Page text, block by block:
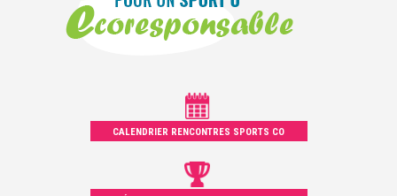
CALENDRIER RENCONTRES SPORTS CO